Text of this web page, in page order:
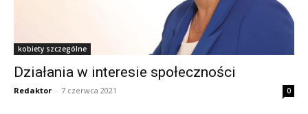
kobiety szczególne
Działania w interesie społeczności
Redaktor - 7 czerwca 2021 0